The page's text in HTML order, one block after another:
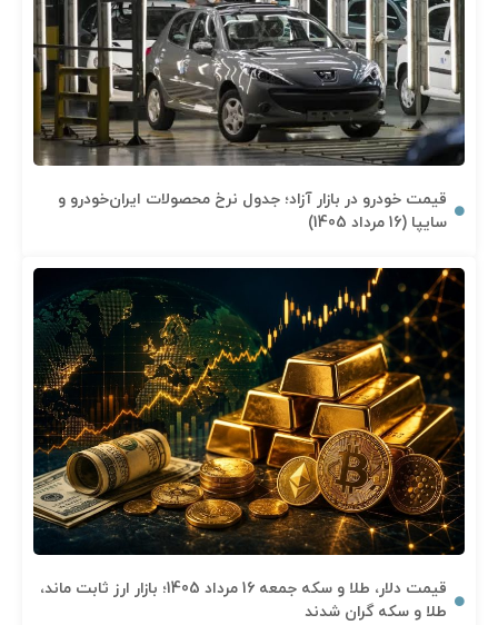
قیمت خودرو در بازار آزاد؛ جدول نرخ محصولات ایران‌خودرو و
سایپا (16 مرداد 1405)
قیمت دلار، طلا و سکه جمعه 16 مرداد 1405؛ بازار ارز ثابت ماند،
طلا و سکه گران شدند